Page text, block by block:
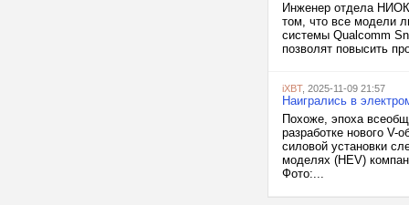
Инженер отдела
том, что все модели
системы Qualcomm
позволят повысить
iXBT, 2025-11-09 21:57
Наигрались в
Похоже, эпоха
разработке нового V-
силовой установки
моделях (HEV)
Фото:...